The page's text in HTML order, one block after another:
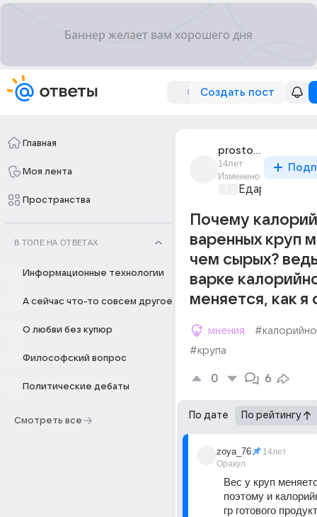
Создать пост
Главная
Моя лента
Пространства
В ТОПЕ НА ОТВЕТАХ
Информационные технологии
А сейчас что-то совсем другое
О любви без купюр
Философский вопрос
Политические дебаты
Смотреть все
prosto_stydno
14лет
Изменено
Едариум
Почему
варенных круп
чем сырых?
варке
меняется, как я
мнения
#крупа
0 6
По дате По рейтингу
zoya_76
Оракул
14лет
Вес у круп
поэтому и
гр готового